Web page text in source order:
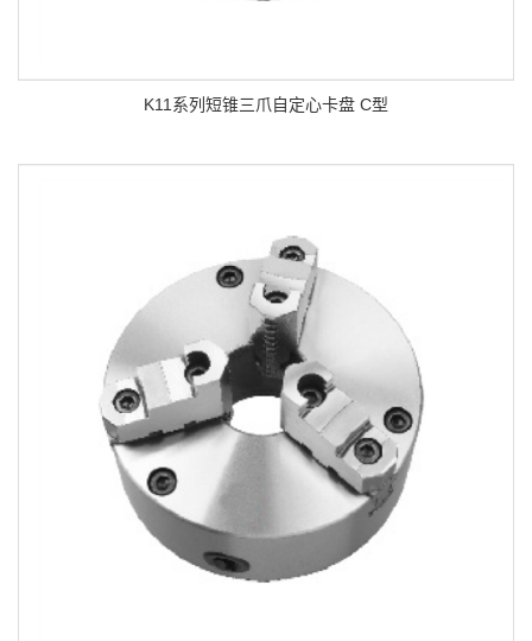
K11系列短锥三爪自定心卡盘 C型